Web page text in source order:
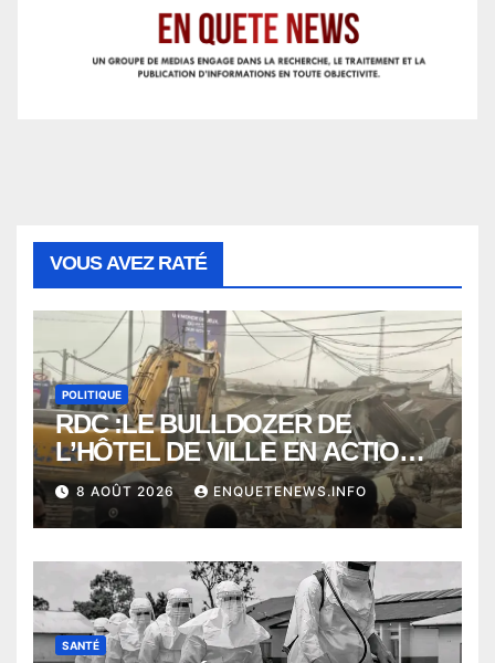
VOUS AVEZ RATÉ
POLITIQUE
RDC :LE BULLDOZER DE
L’HÔTEL DE VILLE EN ACTION
POUR DEGAGER LA VOIE
PUBLIQUE en action DANS LA
COMMUNE DE NGALIEMA
8 AOÛT 2026 ENQUETENEWS.INFO
SANTÉ